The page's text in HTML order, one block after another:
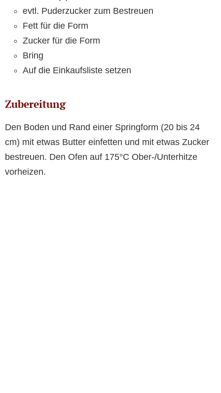
evtl. Puderzucker zum Bestreuen
Fett für die Form
Zucker für die Form
Bring
Auf die Einkaufsliste setzen
Zubereitung
Den Boden und Rand einer Springform (20 bis 24
cm) mit etwas Butter einfetten und mit etwas Zucker
bestreuen. Den Ofen auf 175°C Ober-/Unterhitze
vorheizen.